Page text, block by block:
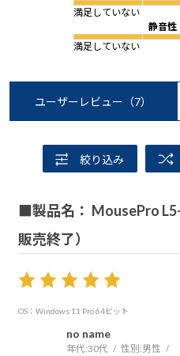
満足していない
静音性
満足していない
ユーザーレビュー （7）
絞り込み
■製品名： MousePro
販売終了）
OS：Windows 11 Pro 64ビット
no name
年代:30代 性別:男性